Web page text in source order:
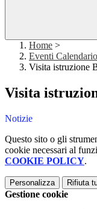
Home >
Eventi Calendario
Visita istruzione
Visita
Notizie
Questo sito o gli
cookie necessari al
COOKIE POLICY.
Personalizza Rifiuta
Gestione cookie